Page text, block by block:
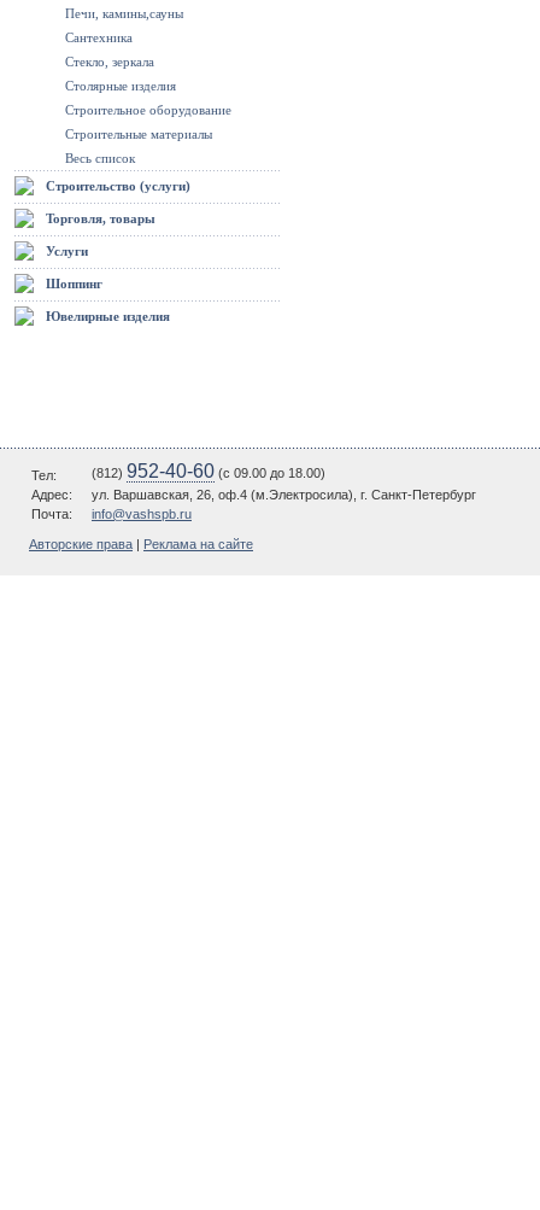
Печи, камины,сауны
Сантехника
Стекло, зеркала
Столярные изделия
Строительное оборудование
Строительные материалы
Весь список
Строительство (услуги)
Торговля, товары
Услуги
Шоппинг
Ювелирные изделия
Тел: (812) 952-40-60 (c 09.00 до 18.00)
Адрес:
ул. Варшавская, 26, оф.4 (м.Электросила), г. Санкт-Петербург
Почта:
info@vashspb.ru
Авторские права Реклама на сайте